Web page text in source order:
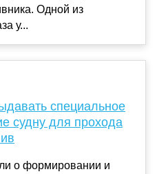
Одной из
у...
специальное
судну для прохода
о формировании и